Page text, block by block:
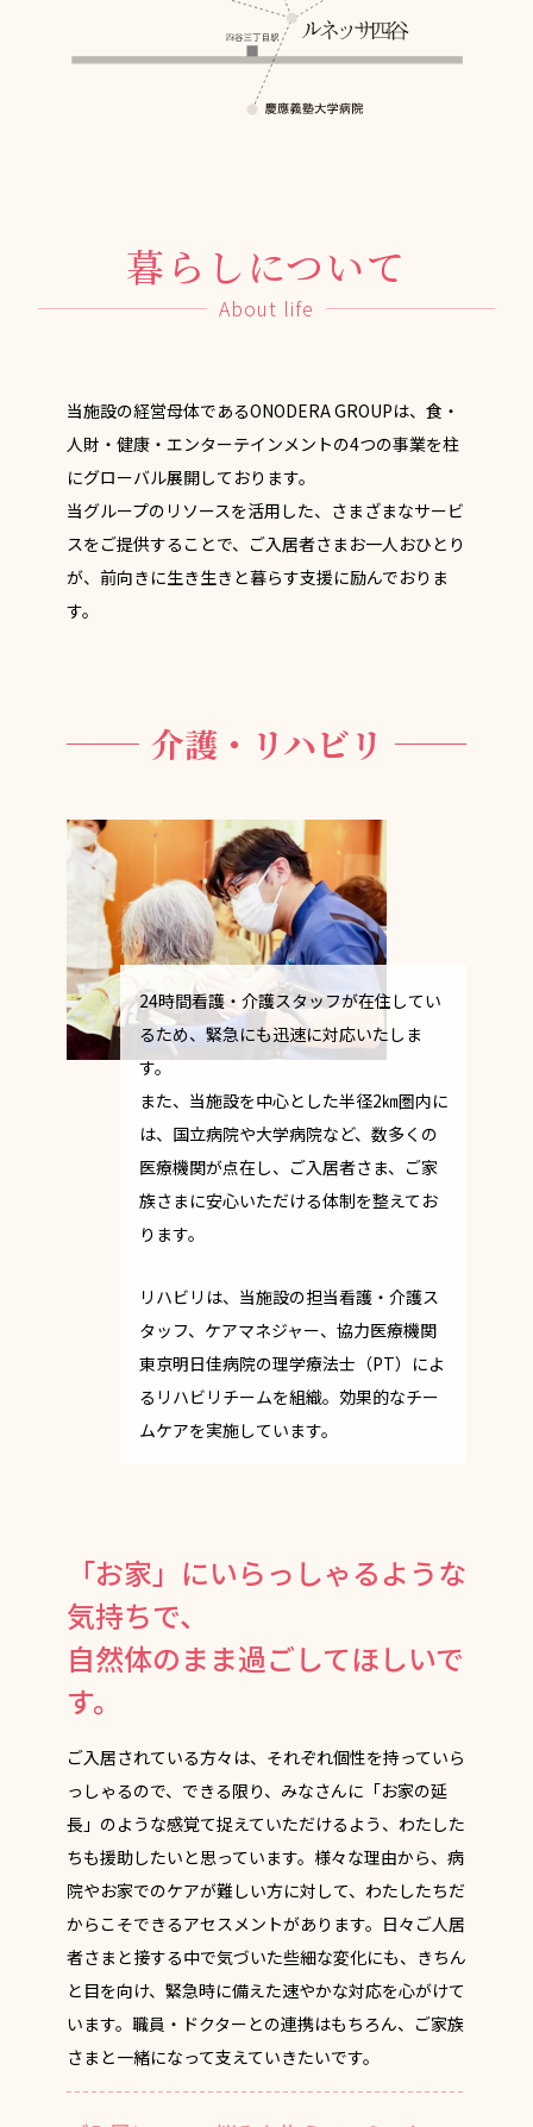
暮らしについて
About life
当施設の経営母体であるONODERA GROUPは、食・
人財・健康・エンターテインメントの4つの事業を柱
にグローバル展開しております。
当グループのリソースを活用した、さまざまなサービ
スをご提供することで、ご入居者さまお一人おひとり
が、前向きに生き生きと暮らす支援に励んでおりま
す。
介護・リハビリ
24時間看護・介護スタッフが在住してい
るため、緊急にも迅速に対応いたしま
す。
また、当施設を中心とした半径2㎞圏内に
は、国立病院や大学病院など、数多くの
医療機関が点在し、ご入居者さま、ご家
族さまに安心いただける体制を整えてお
ります。
リハビリは、当施設の担当看護・介護ス
タッフ、ケアマネジャー、協力医療機関
東京明日佳病院の理学療法士（PT）によ
るリハビリチームを組織。効果的なチー
ムケアを実施しています。
「お家」にいらっしゃるような
気持ちで、
自然体のまま過ごしてほしいで
す。
ご入居されている方々は、それぞれ個性を持っていら
っしゃるので、できる限り、みなさんに「お家の延
長」のような感覚て捉えていただけるよう、わたした
ちも援助したいと思っています。様々な理由から、病
院やお家でのケアが難しい方に対して、わたしたちだ
からこそできるアセスメントがあります。日々ご人居
者さまと接する中で気づいた些細な変化にも、きちん
と目を向け、緊急時に備えた速やかな対応を心がけて
います。職員・ドクターとの連携はもちろん、ご家族
さまと一緒になって支えていきたいです。